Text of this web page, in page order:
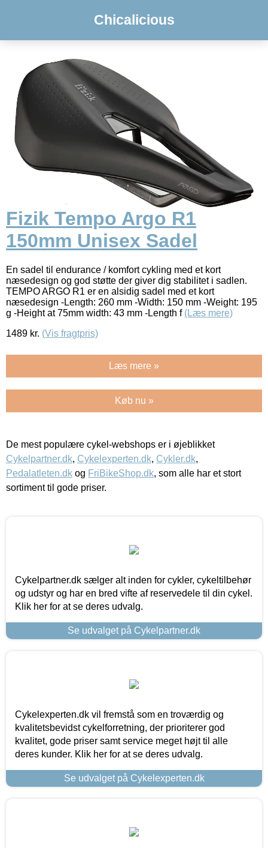
Chicalicious
Fizik Tempo Argo R1
150mm Unisex Sadel
En sadel til endurance / komfort cykling med et kort
næsedesign og god støtte der giver dig stabilitet i sadlen.
TEMPO ARGO R1 er en alsidig sadel med et kort
næsedesign -Length: 260 mm -Width: 150 mm -Weight: 195
g -Height at 75mm width: 43 mm -Length f (Læs mere)
1489 kr. (Vis fragtpris)
Læs mere »
Køb nu »
De mest populære cykel-webshops er i øjeblikket
Cykelpartner.dk, Cykelexperten.dk, Cykler.dk,
Pedalatleten.dk og FriBikeShop.dk, som alle har et stort
sortiment til gode priser.
Cykelpartner.dk sælger alt inden for cykler, cykeltilbehør
og udstyr og har en bred vifte af reservedele til din cykel.
Klik her for at se deres udvalg.
Se udvalget på Cykelpartner.dk
Cykelexperten.dk vil fremstå som en troværdig og
kvalitetsbevidst cykelforretning, der prioriterer god
kvalitet, gode priser samt service meget højt til alle
deres kunder. Klik her for at se deres udvalg.
Se udvalget på Cykelexperten.dk